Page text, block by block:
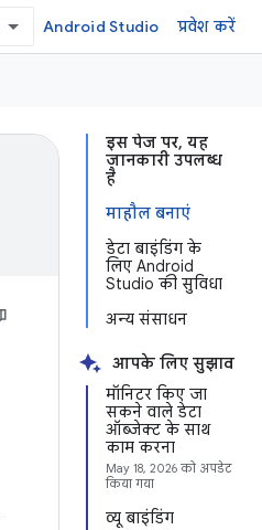
Android Studio प्रवेश करें
इस पेज पर, यह
जानकारी उपलब्ध
है
माहौल बनाएं
डेटा बाइंडिंग के
लिए Android
Studio की सुविधा
अन्य संसाधन
आपके लिए सुझाव
मॉनिटर किए जा
सकने वाले डेटा
ऑब्जेक्ट के साथ
काम करना
May 18, 2026 को अपडेट
किया गया
व्यू बाइंडिंग